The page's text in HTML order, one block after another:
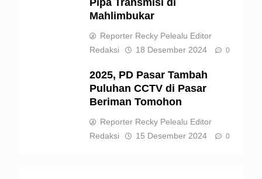
Mahlimbukar
Reporter Recky Pelealu Editor
Redaksi
18 Desember 2024 0
2025, PD Pasar Tambah
Puluhan CCTV di Pasar
Beriman Tomohon
Reporter Recky Pelealu Editor
Redaksi
15 Desember 2024 0